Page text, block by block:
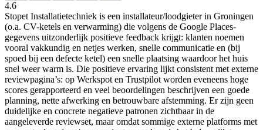
4.6
Stopet Installatietechniek is een installateur/loodgieter in Groningen
(o.a. CV-ketels en verwarming) die volgens de Google Places-
gegevens uitzonderlijk positieve feedback krijgt: klanten noemen
vooral vakkundig en netjes werken, snelle communicatie en (bij
spoed bij een defecte ketel) een snelle plaatsing waardoor het huis
snel weer warm is. Die positieve ervaring lijkt consistent met externe
reviewpagina’s: op Werkspot en Trustpilot worden eveneens hoge
scores gerapporteerd en veel beoordelingen beschrijven een goede
planning, nette afwerking en betrouwbare afstemming. Er zijn geen
duidelijke en concrete negatieve patronen zichtbaar in de
aangeleverde reviewset, maar omdat sommige externe platforms met